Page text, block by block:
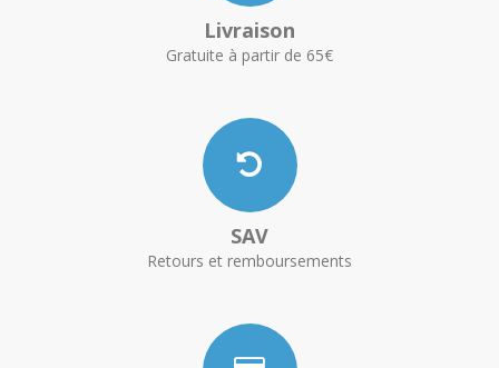
Livraison
Gratuite à partir de 65€
SAV
Retours et remboursements